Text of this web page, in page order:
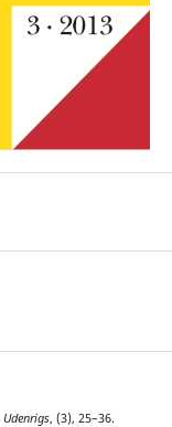
Udenrigs, (3), 25–36.